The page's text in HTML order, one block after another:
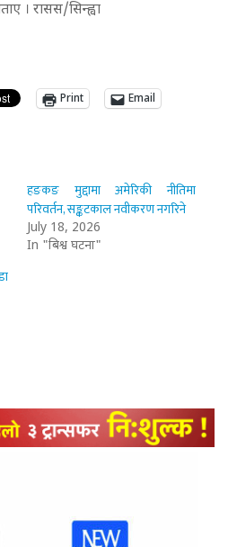
। रासस/सिन्ह्वा
Print Email
हङकङ मुद्दामा अमेरिकी नीतिमा
परिवर्तन, सङ्कटकाल नवीकरण नगरिने
July 18, 2026
In "बिश्व घटना"